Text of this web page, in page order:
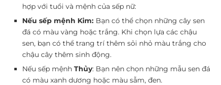
hợp với tuổi và mệnh của sếp nữ:
Nếu sếp mệnh Kim: Bạn có thể chọn những cây sen
đá có màu vàng hoặc trắng. Khi chọn lựa các chậu
sen, bạn có thể trang trí thêm sỏi nhỏ màu trắng cho
chậu cây thêm sinh động.
Nếu sếp mệnh Thủy: Bạn nên chọn những mẫu sen đá
có màu xanh dương hoặc màu sẫm, đen.